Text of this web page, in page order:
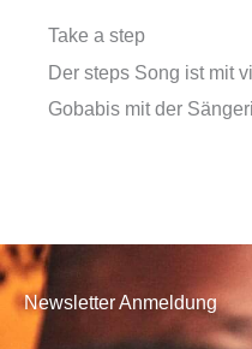
Take a step
Der steps Song ist mit
Gobabis mit der
Newsletter Anmeldung